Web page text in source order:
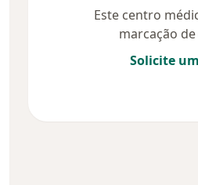
Este centro
marcação
Solicite